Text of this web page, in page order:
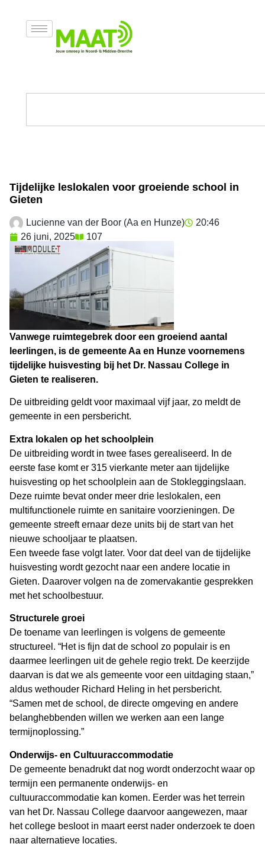
Tijdelijke leslokalen voor groeiende school in
Gieten
Lucienne van der Boor (Aa en Hunze)
20:46
26 juni, 2025
107
Vanwege ruimtegebrek door een groeiend aantal
leerlingen, is de gemeente Aa en Hunze voornemens
tijdelijke huisvesting bij het Dr. Nassau College in
Gieten te realiseren.
De uitbreiding geldt voor maximaal vijf jaar, zo meldt de
gemeente in een persbericht.
Extra lokalen op het schoolplein
De uitbreiding wordt in twee fases gerealiseerd. In de
eerste fase komt er 315 vierkante meter aan tijdelijke
huisvesting op het schoolplein aan de Stokleggingslaan.
Deze ruimte bevat onder meer drie leslokalen, een
multifunctionele ruimte en sanitaire voorzieningen. De
gemeente streeft ernaar deze units bij de start van het
nieuwe schooljaar te plaatsen.
Een tweede fase volgt later. Voor dat deel van de tijdelijke
huisvesting wordt gezocht naar een andere locatie in
Gieten. Daarover volgen na de zomervakantie gesprekken
met het schoolbestuur.
Structurele groei
De toename van leerlingen is volgens de gemeente
structureel. “Het is fijn dat de school zo populair is en
daarmee leerlingen uit de gehele regio trekt. De keerzijde
daarvan is dat we als gemeente voor een uitdaging staan,”
aldus wethouder Richard Heling in het persbericht.
“Samen met de school, de directe omgeving en andere
belanghebbenden willen we werken aan een lange
termijnoplossing.”
Onderwijs- en Cultuuraccommodatie
De gemeente benadrukt dat nog wordt onderzocht waar op
termijn een permanente onderwijs- en
cultuuraccommodatie kan komen. Eerder was het terrein
van het Dr. Nassau College daarvoor aangewezen, maar
het college besloot in maart eerst nader onderzoek te doen
naar alternatieve locaties.